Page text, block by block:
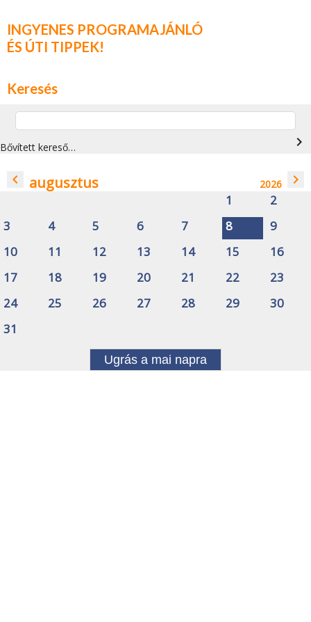
INGYENES PROGRAMAJÁNLÓ
ÉS ÚTI TIPPEK!
Keresés
Bővített kereső… navigate_next
navigate_before augusztus 2026 navigate_next
1
2
3
4 5 6 7 8
9
10
11 12 13 14 15
16
17
18 19 20 21 22
23
24
25 26 27 28 29
30
31
Ugrás a mai napra